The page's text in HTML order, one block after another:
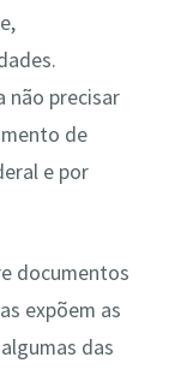
não precisar
de
e por
documentos
expõem as
das